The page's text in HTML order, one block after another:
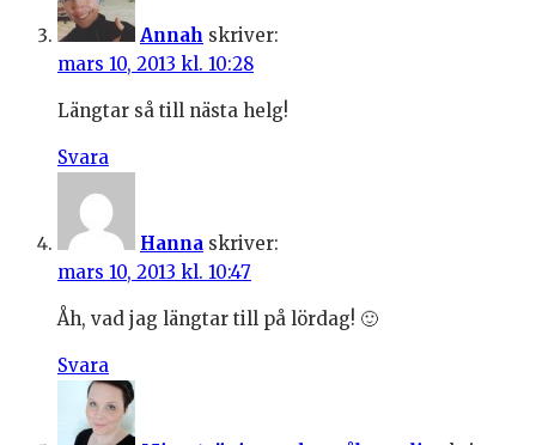
Annah skriver:
mars 10, 2013 kl. 10:28
Längtar så till nästa helg!
Svara
Hanna skriver:
mars 10, 2013 kl. 10:47
Åh, vad jag längtar till på lördag! 🙂
Svara